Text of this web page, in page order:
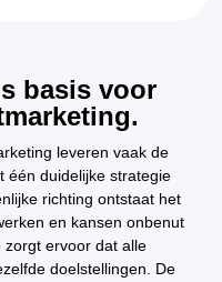
basis voor
leveren vaak de
één duidelijke strategie
richting ontstaat het
en kansen onbenut
zorgt ervoor dat alle
doelstellingen. De